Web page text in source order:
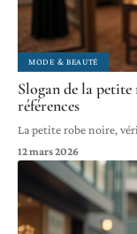
MODE & BEAUTÉ
Slogan de la
références
La petite robe noire,
12 mars 2026